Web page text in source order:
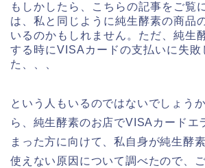
もしかしたら、こちらの記事をご覧
は、私と同じように純生酵素の商品
いるのかもしれません。ただ、純生
する時にVISAカードの支払いに失敗
た、、、
という人もいるのではないでしょう
ら、純生酵素のお店でVISAカードエ
まった方に向けて、私自身が純生酵
使えない原因について調べたので、